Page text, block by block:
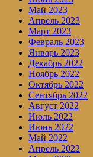
Май 2023
Апрель 2023
Март 2023
Февраль 2023
Январь 2023
Декабрь 2022
Ноябрь 2022
Октябрь 2022
Сентябрь 2022
Август 2022
Июль 2022
Июнь 2022
Май 2022
Апрель 2022